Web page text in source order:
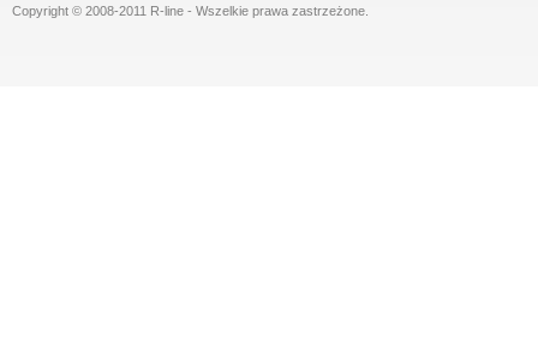
Copyright © 2008-2011 R-line - Wszelkie prawa zastrzeżone.